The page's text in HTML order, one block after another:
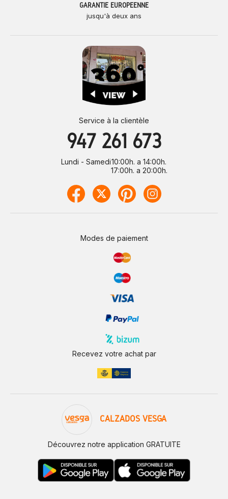
GARANTIE EUROPÉENNE
jusqu'à deux ans
Service à la clientèle
947 261 673
Lundi - Samedi10:00h. a 14:00h.
17:00h. a 20:00h.
Modes de paiement
Recevez votre achat par
CALZADOS VESGA
Découvrez notre application GRATUITE